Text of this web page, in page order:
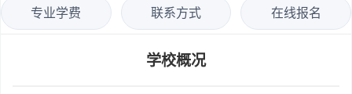
专业学费 联系方式 在线报名
学校概况